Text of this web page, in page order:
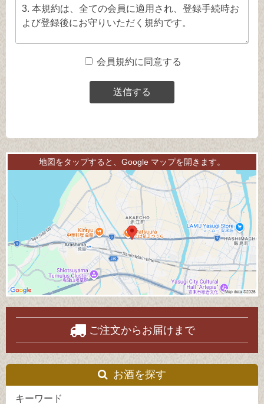
会員規約に同意する
地図をタップすると、Google マップを開きます。
ご注文からお届けまで
お酒を探す
キーワード